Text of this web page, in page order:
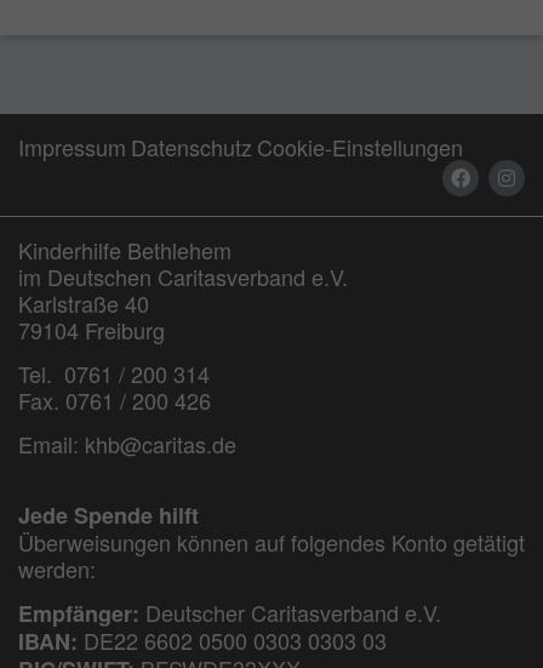
Impressum Datenschutz Cookie-Einstellungen
Kinderhilfe Bethlehem
im Deutschen Caritasverband e.V.
Karlstraße 40
79104 Freiburg
Tel. 0761 / 200 314
Fax. 0761 / 200 426
Email: khb@caritas.de
Jede Spende hilft
Überweisungen können auf folgendes Konto getätigt
werden:
Empfänger: Deutscher Caritasverband e.V.
IBAN: DE22 6602 0500 0303 0303 03